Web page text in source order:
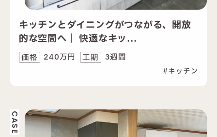
キッチンとダイニングがつながる、開放
的な空間へ｜ 快適なキッ...
価格 240万円 工期 3週間
キッチン
CASE